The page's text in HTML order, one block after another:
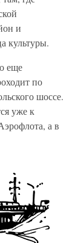
и
культуры.
еще
по
шоссе.
уже к
а в